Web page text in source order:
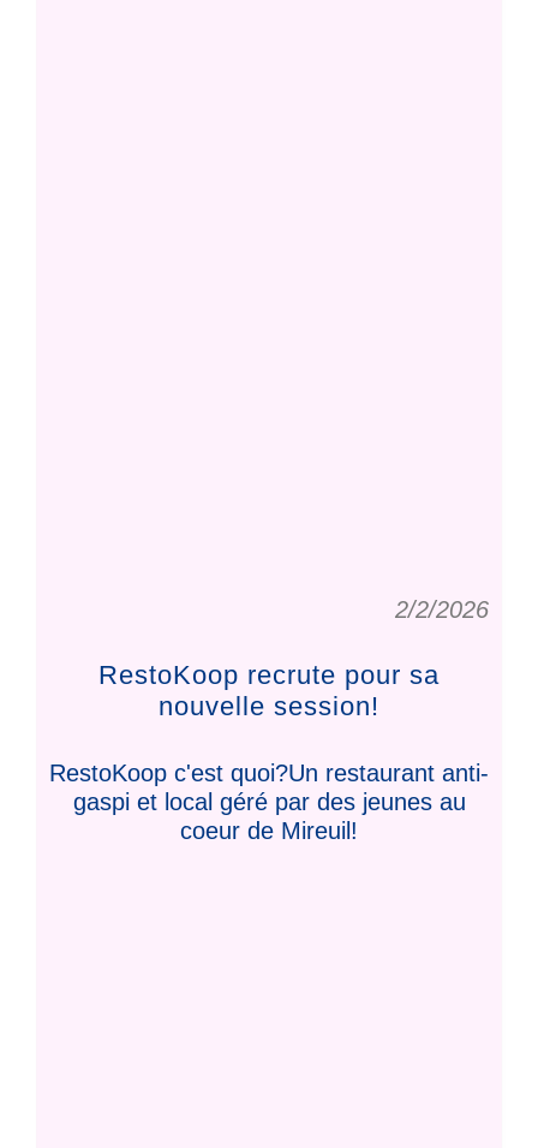
2/2/2026
RestoKoop recrute pour sa
nouvelle session!
RestoKoop c'est quoi?Un restaurant anti-
gaspi et local géré par des jeunes au
coeur de Mireuil!